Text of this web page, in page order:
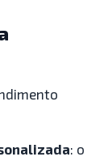
: o